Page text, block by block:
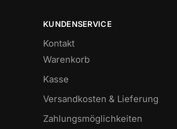
KUNDENSERVICE
Kontakt
Warenkorb
Kasse
Versandkosten & Lieferung
Zahlungsmöglichkeiten